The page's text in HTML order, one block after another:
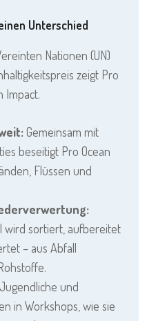
Unterschied
Nationen (UN)
zeigt Pro
Impact.
Gemeinsam mit
beseitigt Pro Ocean
Flüssen und
wird sortiert, aufbereitet
– aus Abfall
und
in Workshops, wie sie